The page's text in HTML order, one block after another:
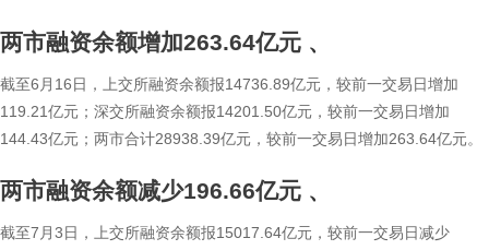
两市融资余额增加263.64亿元 、
截至6月16日，上交所融资余额报14736.89亿元，较前一交易日增加
119.21亿元；深交所融资余额报14201.50亿元，较前一交易日增加
144.43亿元；两市合计28938.39亿元，较前一交易日增加263.64亿元。
两市融资余额减少196.66亿元 、
截至7月3日，上交所融资余额报15017.64亿元，较前一交易日减少